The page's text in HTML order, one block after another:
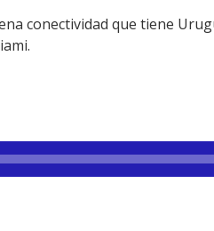
conectividad que tiene